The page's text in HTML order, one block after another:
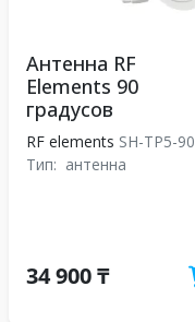
Антенна RF
Elements 90
градусов
RF elements SH-TP5-90
Тип: антенна
34 900 ₸